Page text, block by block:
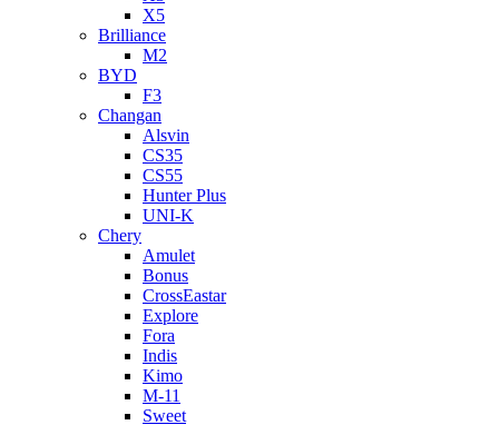
X5
Brilliance
M2
BYD
F3
Changan
Alsvin
CS35
CS55
Hunter Plus
UNI-K
Chery
Amulet
Bonus
CrossEastar
Explore
Fora
Indis
Kimo
M-11
Sweet